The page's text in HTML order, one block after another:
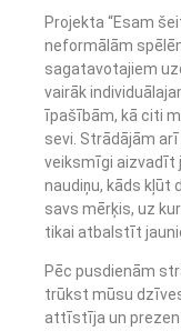
Projekta “Esam
neformālām
sagatavotajiem
vairāk
īpašībām, kā citi
sevi. Strādājām
veiksmīgi aizvadīt
naudiņu, kāds kļūt
savs mērķis, uz
tikai atbalstīt
Pēc pusdienām
trūkst mūsu
attīstīja un